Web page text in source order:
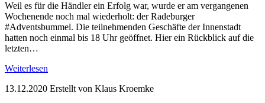
Weil es für die Händler ein Erfolg war, wurde er am vergangenen
Wochenende noch mal wiederholt: der Radeburger
#Adventsbummel. Die teilnehmenden Geschäfte der Innenstadt
hatten noch einmal bis 18 Uhr geöffnet. Hier ein Rückblick auf die
letzten…
Weiterlesen
13.12.2020 Erstellt von Klaus Kroemke